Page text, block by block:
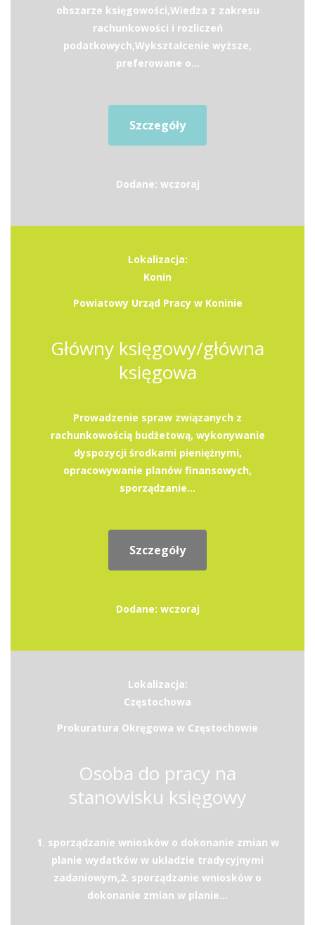
obszarze księgowości,Wiedza z zakresu
rachunkowości i rozliczeń
podatkowych,Wykształcenie wyższe,
preferowane o...
Szczegóły
Dodane: wczoraj
Lokalizacja:
Konin
Powiatowy Urząd Pracy w Koninie
Główny księgowy/główna
księgowa
Prowadzenie spraw związanych z
rachunkowością budżetową, wykonywanie
dyspozycji środkami pieniężnymi,
opracowywanie planów finansowych,
sporządzanie...
Szczegóły
Dodane: wczoraj
Lokalizacja:
Częstochowa
Prokuratura Okręgowa w Częstochowie
Osoba do pracy na
stanowisku księgowy
1. sporządzanie wniosków o dokonanie zmian w
planie wydatków w układzie tradycyjnymi
zadaniowym,2. sporządzanie wniosków o
dokonanie zmian w planie...